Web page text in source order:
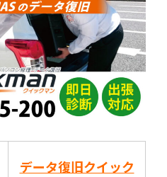
データ復旧クイック